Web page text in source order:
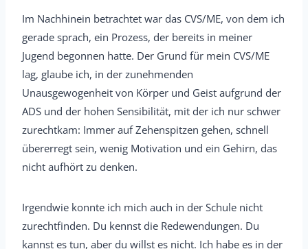
Im Nachhinein betrachtet war das CVS/ME, von dem ich
gerade sprach, ein Prozess, der bereits in meiner
Jugend begonnen hatte. Der Grund für mein CVS/ME
lag, glaube ich, in der zunehmenden
Unausgewogenheit von Körper und Geist aufgrund der
ADS und der hohen Sensibilität, mit der ich nur schwer
zurechtkam: Immer auf Zehenspitzen gehen, schnell
übererregt sein, wenig Motivation und ein Gehirn, das
nicht aufhört zu denken.
Irgendwie konnte ich mich auch in der Schule nicht
zurechtfinden. Du kennst die Redewendungen. Du
kannst es tun, aber du willst es nicht. Ich habe es in der